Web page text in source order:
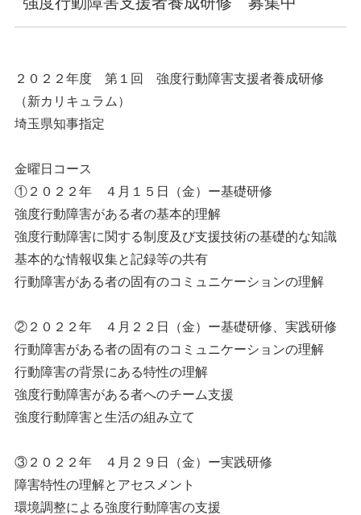
２０２２年度 第１回 強度行動障害支援者養成研修
（新カリキュラム）
埼玉県知事指定
金曜日コース
①２０２２年 ４月１５日（金）ー基礎研修
強度行動障害がある者の基本的理解
強度行動障害に関する制度及び支援技術の基礎的な知識
基本的な情報収集と記録等の共有
行動障害がある者の固有のコミュニケーションの理解
②２０２２年 ４月２２日（金）ー基礎研修、実践研修
行動障害がある者の固有のコミュニケーションの理解
行動障害の背景にある特性の理解
強度行動障害がある者へのチーム支援
強度行動障害と生活の組み立て
③２０２２年 ４月２９日（金）ー実践研修
障害特性の理解とアセスメント
環境調整による強度行動障害の支援